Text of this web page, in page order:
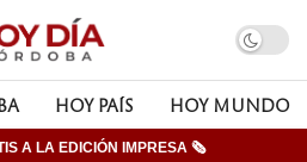
HOY PAÍS HOY MUNDO
A LA EDICIÓN IMPRESA 🗞